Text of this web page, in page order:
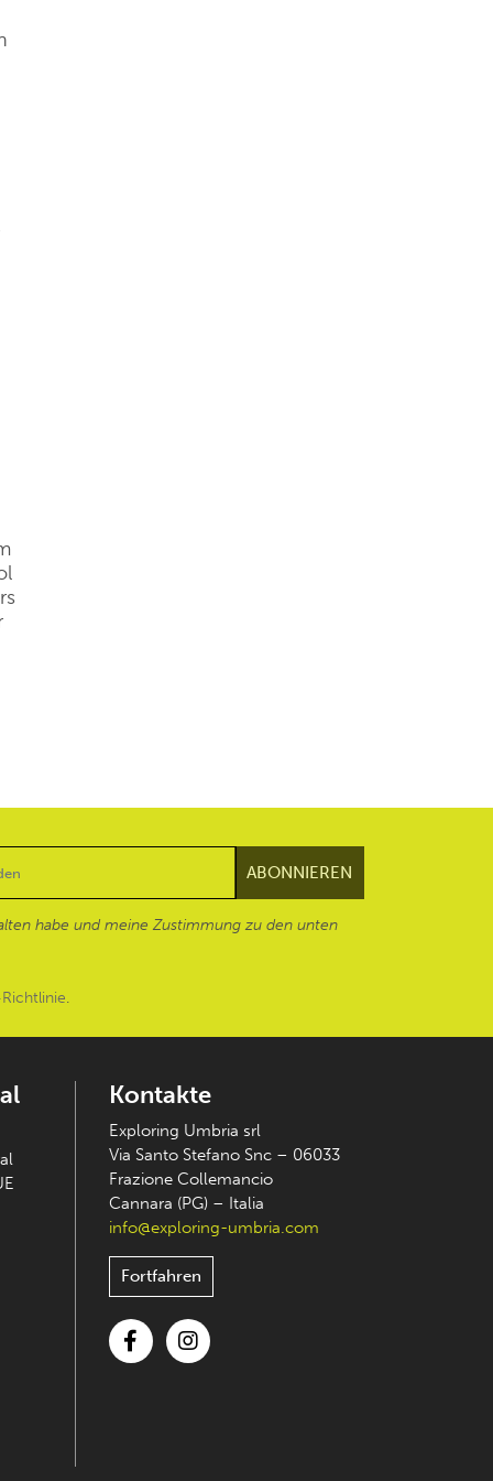
habe und meine Zustimmung zu den unten
.
Kontakte
Exploring Umbria srl
Via Santo Stefano Snc – 06033
Frazione Collemancio
Cannara (PG) – Italia
info@exploring-umbria.com
Fortfahren